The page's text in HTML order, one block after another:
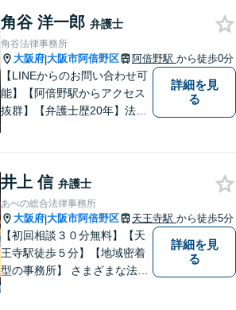
角谷 洋一郎 弁護士
角谷法律事務所
大阪府|大阪市阿倍野区 阿倍野駅 から徒歩0分
【LINEからのお問い合わせ可
能】【阿倍野駅からアクセス
抜群】【弁護士歴20年】法テ
トップ対応が強み！交通事故
／遺産分割／離婚／債務整理
／その他
詳細を見
る
井上 信 弁護士
あべの総合法律事務所
大阪府|大阪市阿倍野区 天王寺駅 から徒歩5分
【初回相談３０分無料】【天
王寺駅徒歩５分】【地域密着
型の事務所】 さまざまな法律
詳細を見
る